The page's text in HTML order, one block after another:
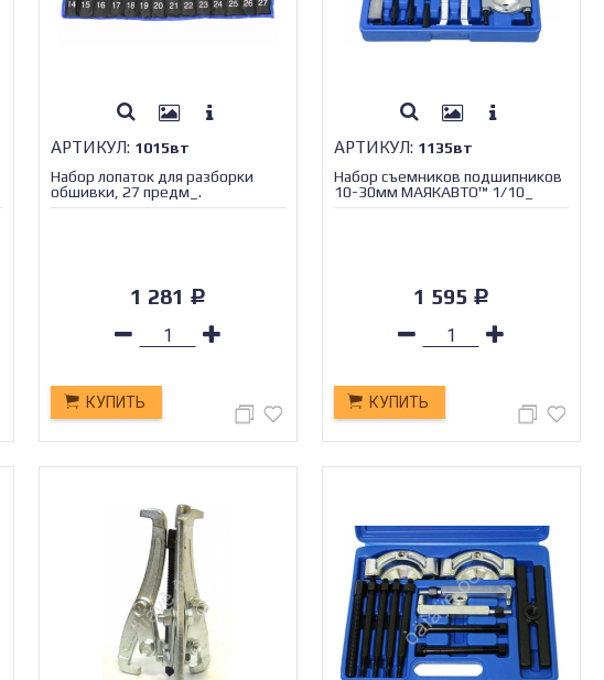
АРТИКУЛ: 1015вт
Набор лопаток для разборки
обшивки, 27 предм_.
1 281 Р
КУПИТЬ
АРТИКУЛ: 1135вт
Набор съемников подшипников
10-30мм МАЯКАВТО™ 1/10_
1 595 Р
КУПИТЬ